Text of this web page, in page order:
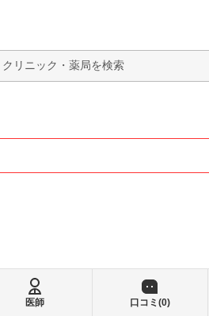
検索
医師 口コミ(0)